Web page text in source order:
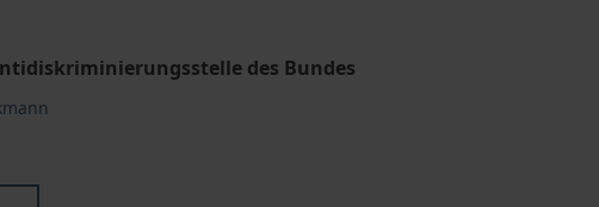
des Bundes